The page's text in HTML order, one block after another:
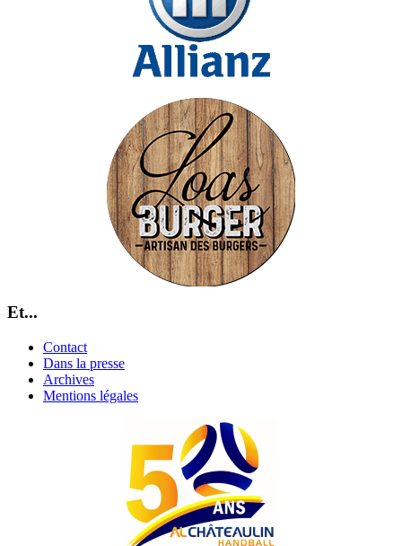
Et...
Contact
Dans la presse
Archives
Mentions légales